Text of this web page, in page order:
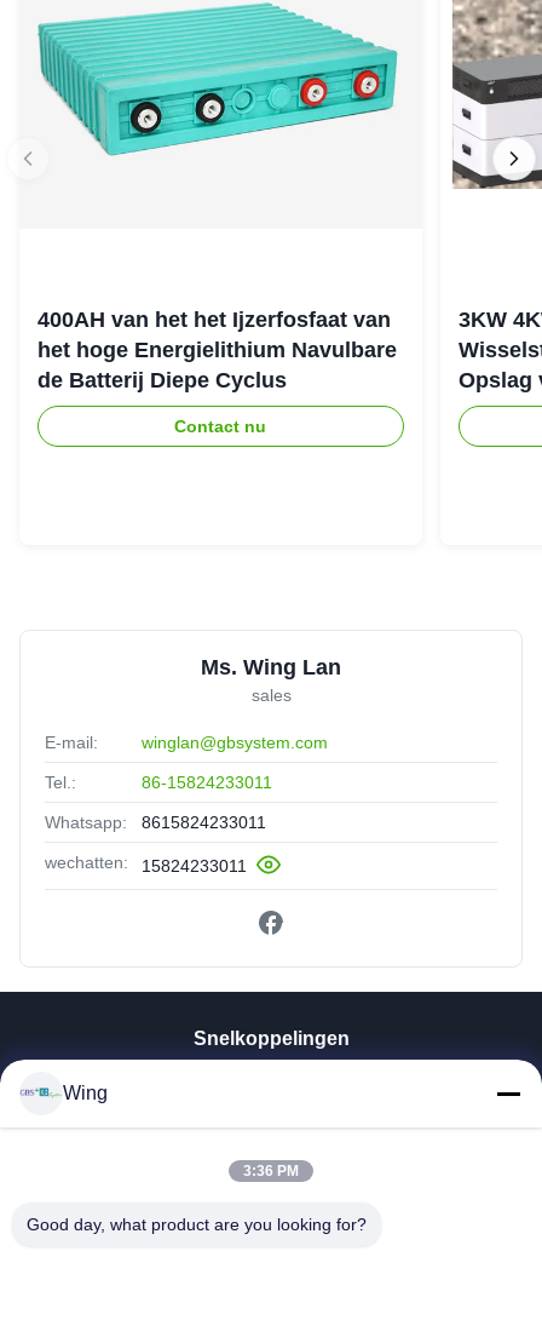
400AH van het het Ijzerfosfaat van
het hoge Energielithium Navulbare
de Batterij Diepe Cyclus
Contact nu
3KW
Opslag
Ms. Wing Lan
sales
E-mail: winglan@gbsystem.com
Tel.: 86-15824233011
Whatsapp: 8615824233011
wechatten: 15824233011
Snelkoppelingen
VR-Show
Fabriekstocht
Wing
3:36 PM
Good day, what product are you looking for?